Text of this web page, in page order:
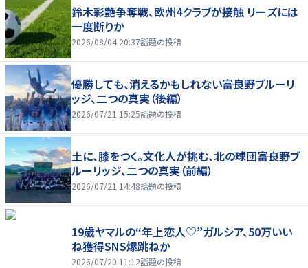
鈴木彩艶争奪戦、欧州4クラブが接触 リーズには
一度断りか
2026/08/04 20:37話題の投稿
優勝しても、消えるかもしれない――富良野ブルーリ
ッジ、二つの真実（後編）
2026/07/21 15:25話題の投稿
土に、膝をつく。文化人が挑む、北の球団――富良野ブ
ルーリッジ、二つの真実（前編）
2026/07/21 14:48話題の投稿
19歳ヤマルの“年上恋人♡”ガルシア、50万いい
ね獲得SNS爆跳ねか
2026/07/20 11:12話題の投稿